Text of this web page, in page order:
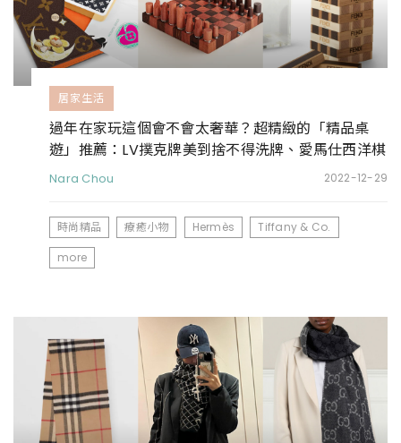
居家生活
過年在家玩這個會不會太奢華？超精緻的「精品桌
遊」推薦：LV撲克牌美到捨不得洗牌、愛馬仕西洋棋
超像收藏品
Nara Chou 2022-12-29
時尚精品 療癒小物 Hermès
Tiffany & Co.
more